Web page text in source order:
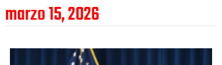
marzo 15, 2026